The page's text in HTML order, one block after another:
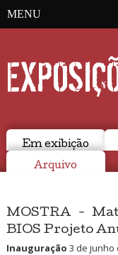
MENU
Em exibição
Arquivo
MOSTRA -
BIOS Projeto
Inauguração 3 de junho